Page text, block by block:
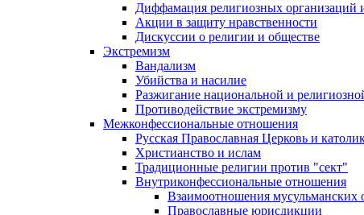
Диффамация религиозных
Акции в защиту нравственности
Дискуссии о религии и обществе
Экстремизм
Вандализм
Убийства и насилие
Разжигание национальной и
Противодействие экстремизму
Межконфессиональные отношения
Русская Православная Церковь и
Христианство и ислам
Традиционные религии против "сект"
Внутриконфессиональные отношения
Взаимоотношения мусульманских
Православные юрисдикции